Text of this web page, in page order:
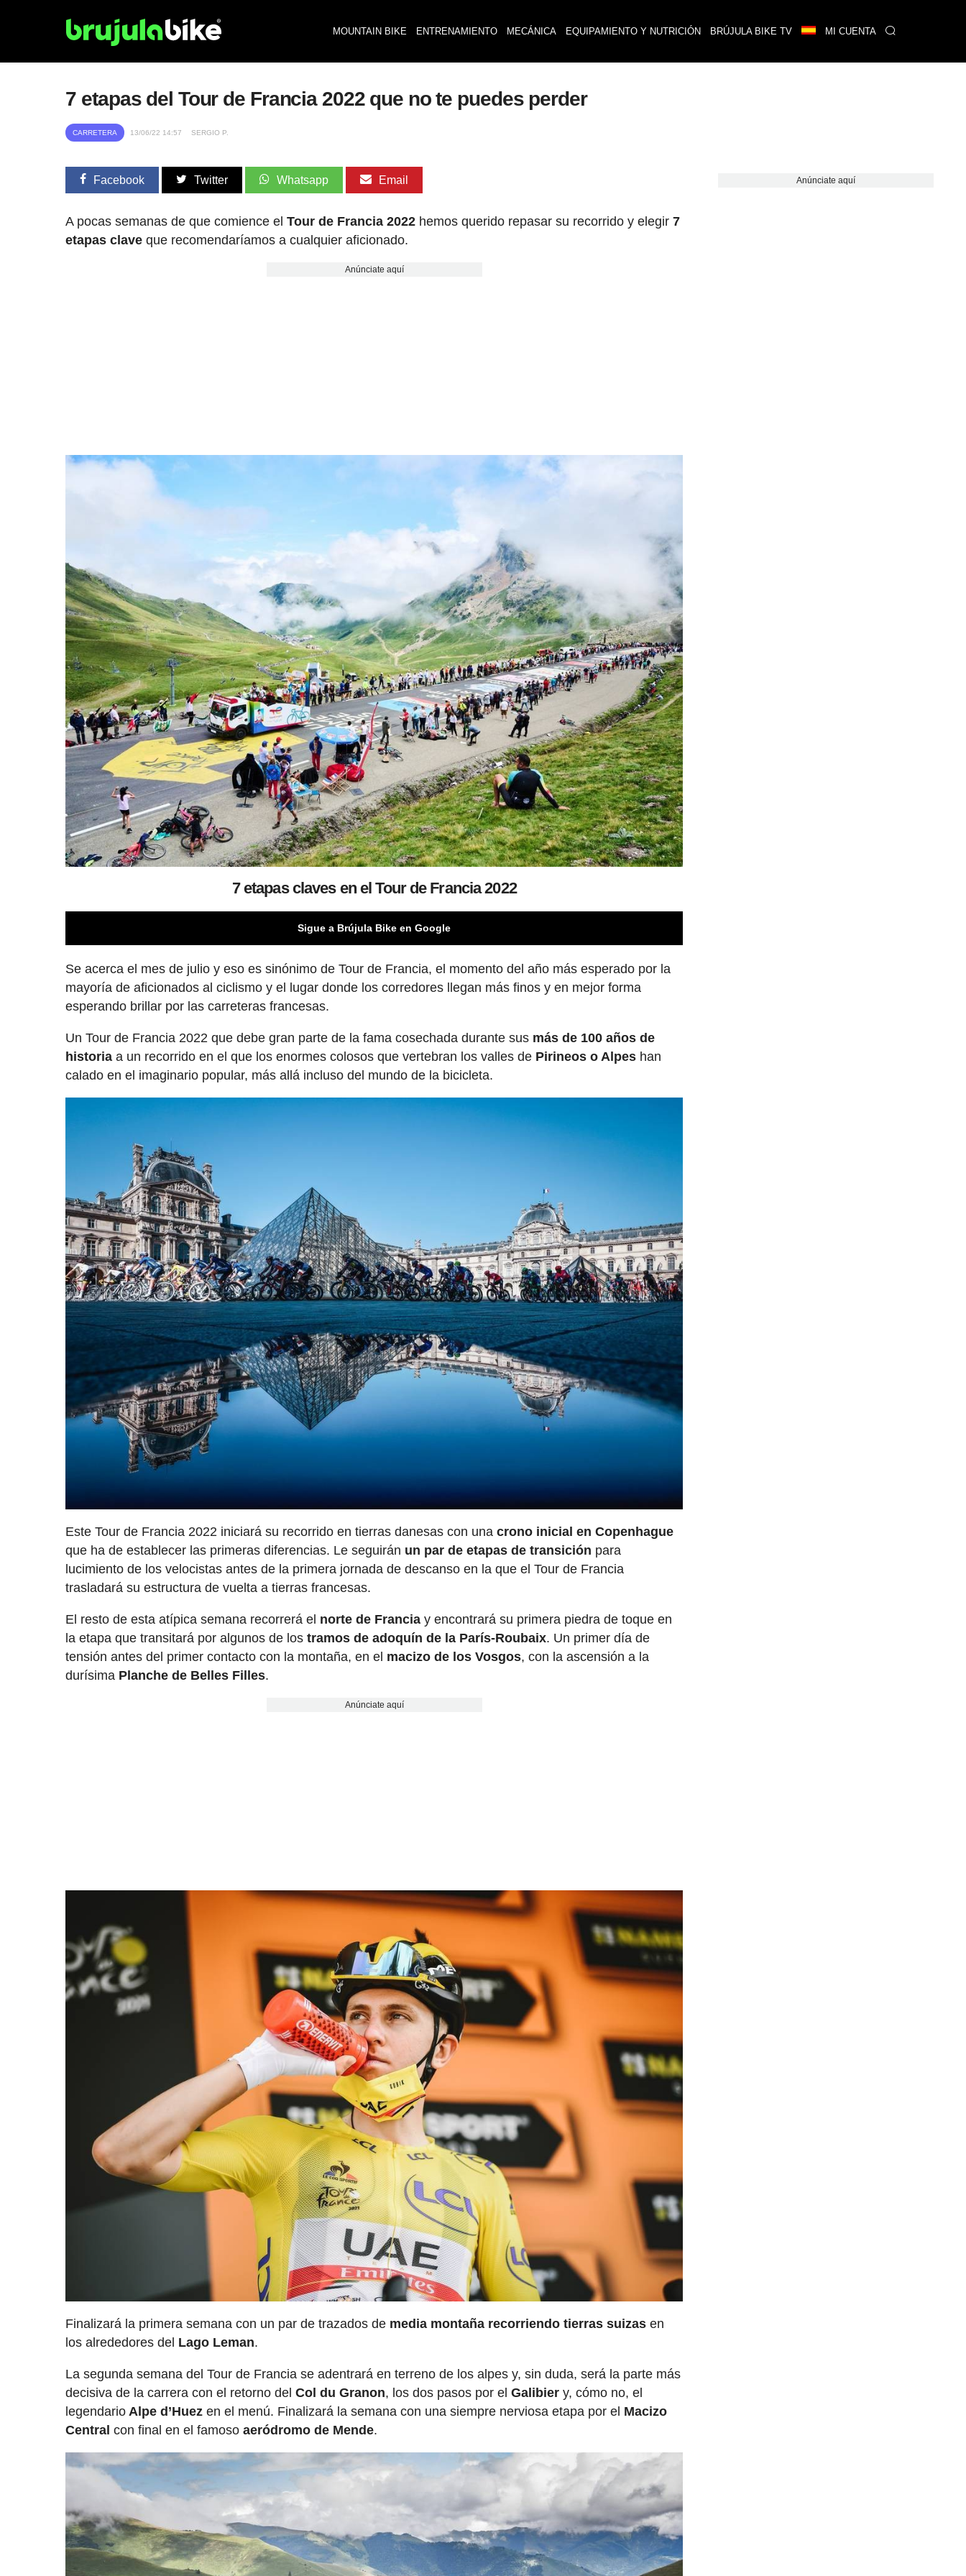
MOUNTAIN BIKE ENTRENAMIENTO MECÁNICA EQUIPAMIENTO Y NUTRICIÓN BRÚJULA BIKE TV MI CUENTA
7 etapas del Tour de Francia 2022 que no te puedes perder
CARRETERA 13/06/22 14:57 SERGIO P.
Facebook Twitter Whatsapp Email
A pocas semanas de que comience elTour de Francia 2022 hemos querido repasar su recorrido y elegir7
etapas clave que recomendaríamos a cualquier aficionado.
Anúnciate aquí
7 etapas claves en el Tour de Francia 2022
Sigue a Brújula Bike en Google
Se acerca el mes de julio y eso es sinónimo de Tour de Francia, el momento del año más esperado por la
mayoría de aficionados al ciclismo y el lugar donde los corredores llegan más finos y en mejor forma
esperando brillar por las carreteras francesas.
Un Tour de Francia 2022 que debe gran parte de la fama cosechada durante sus más de 100 años de
historia a un recorrido en el que los enormes colosos que vertebran los valles de Pirineos o Alpes han
calado en el imaginario popular, más allá incluso del mundo de la bicicleta.
Este Tour de Francia 2022 iniciará su recorrido en tierras danesas con una crono inicial en Copenhague
que ha de establecer las primeras diferencias. Le seguirán un par de etapas de transición para
lucimiento de los velocistas antes de la primera jornada de descanso en la que el Tour de Francia
trasladará su estructura de vuelta a tierras francesas.
El resto de esta atípica semana recorrerá el norte de Francia y encontrará su primera piedra de toque en
la etapa que transitará por algunos de lostramos de adoquín de la París-Roubaix. Un primer día de
tensión antes del primer contacto con la montaña, en el macizo de los Vosgos, con la ascensión a la
durísima Planche de Belles Filles.
Anúnciate aquí
Finalizará la primera semana con un par de trazados de media montaña recorriendo tierras suizas en
los alrededores del Lago Leman.
La segunda semana del Tour de Francia se adentrará en terreno de los alpes y, sin duda, será la parte más
decisiva de la carrera con el retorno delCol du Granon, los dos pasos por elGalibier y, cómo no, el
legendario Alpe d’Huez en el menú. Finalizará la semana con una siempre nerviosa etapa por el Macizo
Central con final en el famosoaeródromo de Mende.
Anúnciate aquí